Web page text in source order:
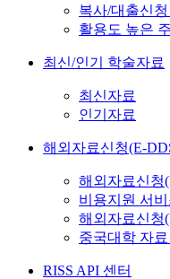
복사/대출신
활용도 높은
최신/인기 학술자료
최신자료
인기자료
해외자료신청(E-
해외자료신청
비용지원 서비
해외자료신청
중국대학 자료
RISS API 센터